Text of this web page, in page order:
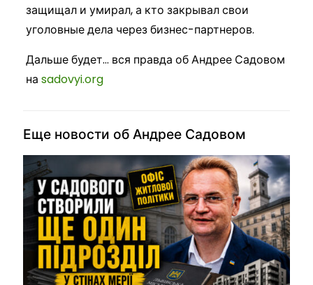
защищал и умирал, а кто закрывал свои
уголовные дела через бизнес-партнеров.
Дальше будет… вся правда об Андрее Садовом
на sadovyi.org
Еще новости об Андрее Садовом